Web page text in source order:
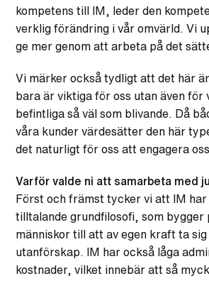
kompetens till IM, leder den
verklig förändring i vår omvärld. Vi
ge mer genom att arbeta på det
Vi märker också tydligt att det här
bara är viktiga för oss utan även för
befintliga så väl som blivande. Då
våra kunder värdesätter den här
det naturligt för oss att engagera oss.
Varför valde ni att samarbeta med
Först och främst tycker vi att IM har
tilltalande grundfilosofi, som bygger
människor till att av egen kraft ta
utanförskap. IM har också låga
kostnader, vilket innebär att så